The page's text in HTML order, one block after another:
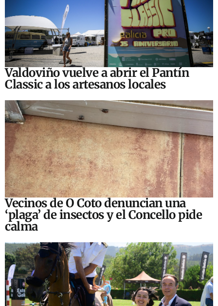
Valdoviño vuelve a abrir el Pantín
Classic a los artesanos locales
Vecinos de O Coto denuncian una
‘plaga’ de insectos y el Concello pide
calma